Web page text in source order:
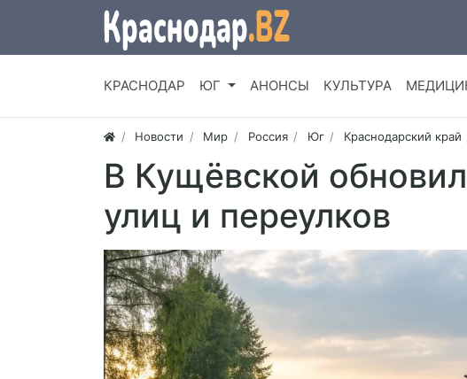
КРАСНОДАР ЮГ АНОНСЫ КУЛЬТУРА
Новости Мир Россия Юг Краснодарский край
В Кущёвской
улиц и переулков